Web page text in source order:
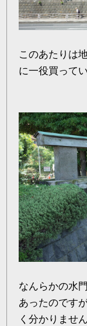
このあたりは
に一役買って
なんらかの水
あったのです
く分かりませ